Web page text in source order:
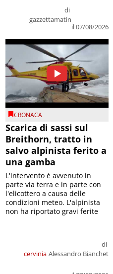
di
gazzettamatin
il 07/08/2026
CRONACA
Scarica di sassi sul
Breithorn, tratto in
salvo alpinista ferito a
una gamba
cervinia
di
Alessandro Bianchet
L'intervento è avvenuto in
parte via terra e in parte con
l'elicottero a causa delle
condizioni meteo. L'alpinista
non ha riportato gravi ferite